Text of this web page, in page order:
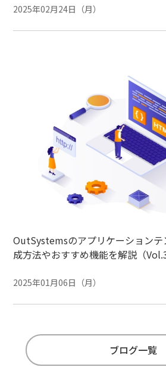
2025年02月24日（月）
OutSystemsのアプリケーション
成方法やおすすめ機能を解説（
2025年01月06日（月）
ブログ一覧